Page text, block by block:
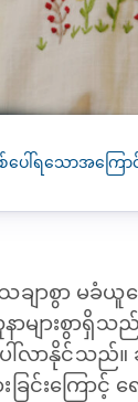
စ်ပေါ်ရသောအကြော
ေချာစွာ မ
ာများစွာ
ါ်လာနိုင်သည်
ြင်းကြော